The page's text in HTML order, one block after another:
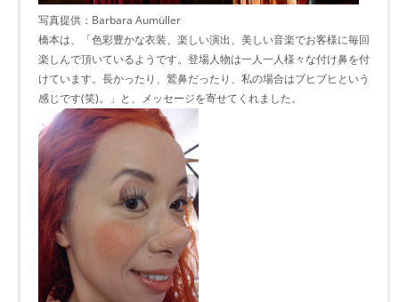
写真提供：Barbara Aumüller
橋本は、「色彩豊かな衣装、楽しい演出、美しい音楽でお客様に毎回
楽しんで頂いているようです。登場人物は一人一人様々な付け鼻を付
けています。長かったり、鷲鼻だったり、私の場合はブヒブヒという
感じです(笑)。」と、メッセージを寄せてくれました。